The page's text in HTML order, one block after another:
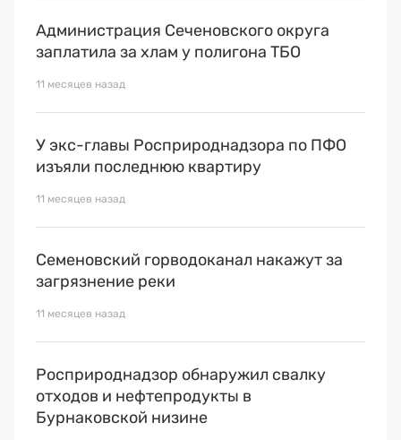
Администрация Сеченовского округа
заплатила за хлам у полигона ТБО
11 месяцев назад
У экс-главы Росприроднадзора по ПФО
изъяли последнюю квартиру
11 месяцев назад
Семеновский горводоканал накажут за
загрязнение реки
11 месяцев назад
Росприроднадзор обнаружил свалку
отходов и нефтепродукты в
Бурнаковской низине